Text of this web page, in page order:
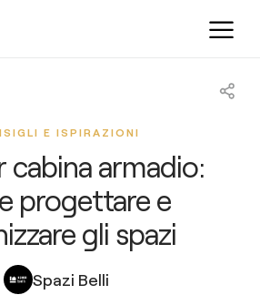
E ISPIRAZIONI
cabina armadio:
progettare e
gli spazi
Spazi Belli